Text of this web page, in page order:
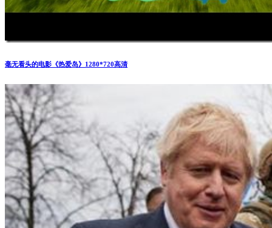
毫无看头的电影《热爱岛》1280*720高清